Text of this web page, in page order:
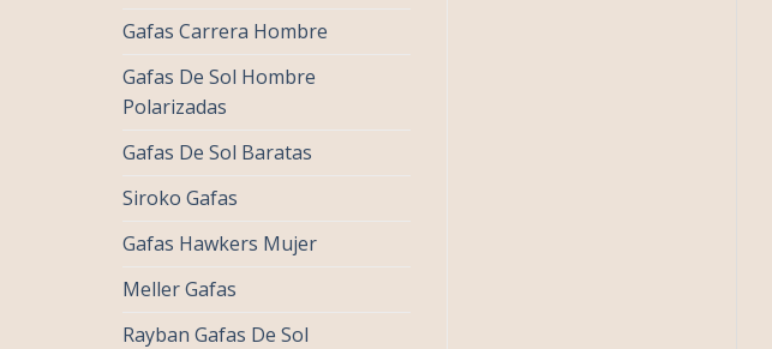
Gafas Carrera Hombre
Gafas De Sol Hombre
Polarizadas
Gafas De Sol Baratas
Siroko Gafas
Gafas Hawkers Mujer
Meller Gafas
Rayban Gafas De Sol